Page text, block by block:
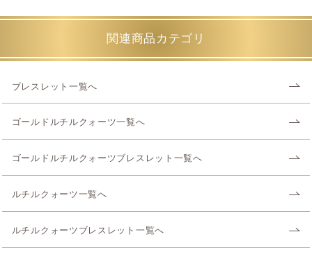
関連商品カテゴリ
ブレスレット一覧へ
ゴールドルチルクォーツ一覧へ
ゴールドルチルクォーツブレスレット一覧へ
ルチルクォーツ一覧へ
ルチルクォーツブレスレット一覧へ